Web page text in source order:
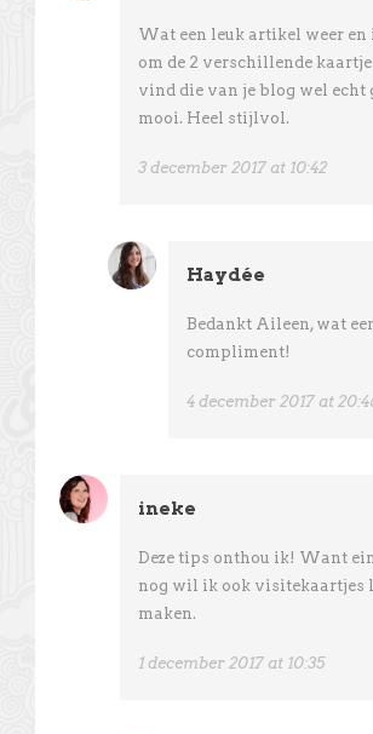
Wat een leuk artikel weer en
om de 2 verschillende
vind die van je blog wel echt
mooi. Heel stijlvol.
3 december 2017 at 10:42
Haydée
Bedankt Aileen, wat
compliment!
4 december 2017 at
ineke
Deze tips onthou ik! Want
nog wil ik ook visitekaartjes
maken.
1 december 2017 at 10:35